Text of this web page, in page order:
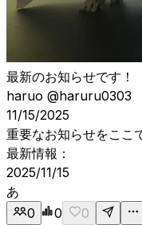
最新のお知らせです！
haruo @haruru0303
11/15/2025
重要なお知らせをここ
最新情報：
2025/11/15
あ
0
0
0